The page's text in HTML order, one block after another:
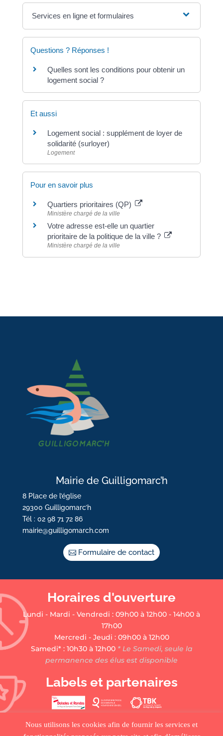
Services en ligne et formulaires
Questions ? Réponses !
Quelles sont les conditions pour obtenir un
logement social ?
Et aussi
Logement social : supplément de loyer de
solidarité (surloyer)
Logement
Pour en savoir plus
Quartiers prioritaires (QP)
Ministère chargé de la ville
Votre adresse est-elle un quartier
prioritaire de la politique de la ville ?
Ministère chargé de la ville
Mairie de Guilligomarc’h
8 Place de l’église
29300 Guilligomarc’h
Tél : 02 98 71 72 86
mairie@guilligomarch.com
Formulaire de contact
Horaires d'ouverture
Lundi - Mardi - Vendredi : 09h00 à 12h00 - 14h00 à
17h00
Mercredi - Jeudi : 09h00 à 12h00
Samedi* : 10h30 à 12h00* Le Samedi, seule la
permanence des élus est disponible
Labels et partenaires
Nous utilisons les cookies afin de fournir les services et